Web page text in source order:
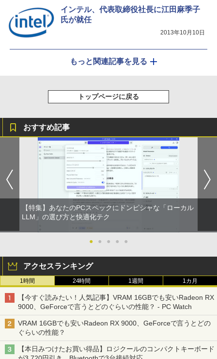
インテル、代表取締役社長に江田麻季子
氏が就任
2013年10月10日
もっと関連記事を見る
トップページに戻る
おすすめ記事
【特集】あなたのPCスペックにドンピシャな「ローカル
LLM」の選び方と快適化テク
● ● ● ● ●
アクセスランキング
1時間 24時間 1週間 1カ月
【今すぐ読みたい！人気記事】VRAM 16GBでも安いRadeon RX
9000、GeForceで言うとどのぐらいの性能？ - PC Watch
VRAM 16GBでも安いRadeon RX 9000、GeForceで言うとどの
ぐらいの性能？
【本日みつけたお買い得品】ロジクールのコンパクトキーボード